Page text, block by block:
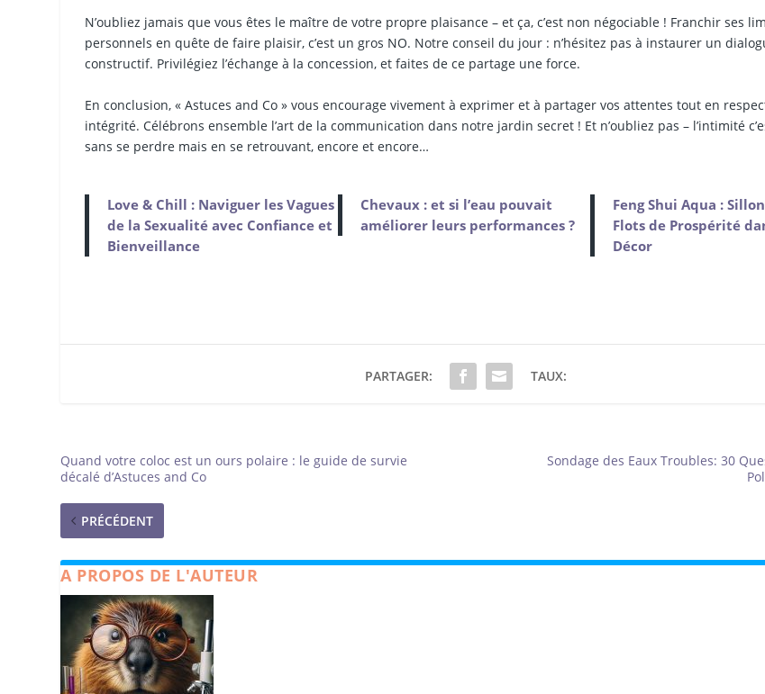
N’oubliez jamais que vous êtes le maître de votre propre plaisance – et ça, c’est non négociable ! Franchir ses
personnels en quête de faire plaisir, c’est un gros NO. Notre conseil du jour : n’hésitez pas à instaurer un
constructif. Privilégiez l’échange à la concession, et faites de ce partage une force.
En conclusion, « Astuces and Co » vous encourage vivement à exprimer et à partager vos attentes tout en
intégrité. Célébrons ensemble l’art de la communication dans notre jardin secret ! Et n’oubliez pas – l’intimité
sans se perdre mais en se retrouvant, encore et encore…
Love & Chill : Naviguer les Vagues
de la Sexualité avec Confiance et
Bienveillance
Chevaux : et si l’eau pouvait
améliorer leurs performances ?
Feng Shui Aqua :
Flots de Prospérité
Décor
PARTAGER: TAUX:
Quand votre coloc est un ours polaire : le guide de survie
décalé d’Astuces and Co
PRÉCÉDENT
Sondage des Eaux Troubles: 30
A PROPOS DE L'AUTEUR